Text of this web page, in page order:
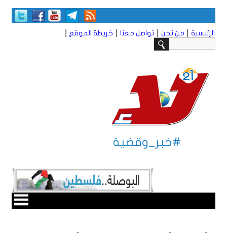
الرئيسية من نحن تواصل معنا خريطة الموقع
#خبر_وقضية